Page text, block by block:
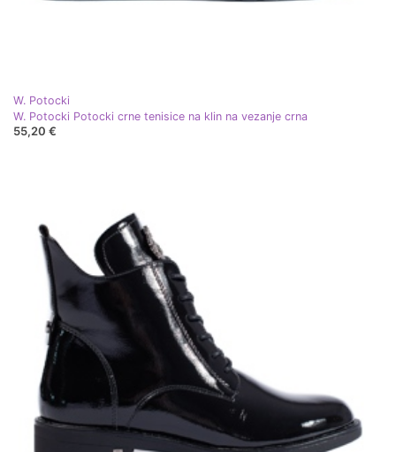
W. Potocki
W. Potocki Potocki crne tenisice na klin na vezanje crna
55,20 €